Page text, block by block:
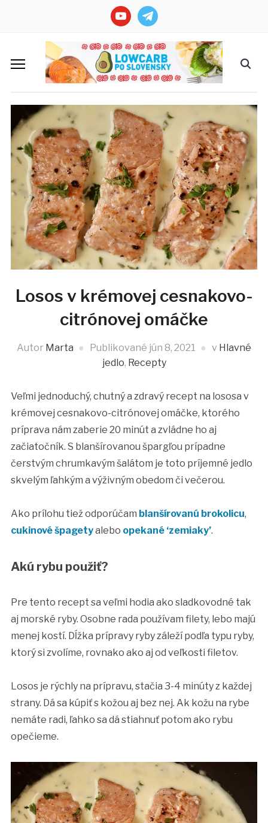
youtubetelegram
Losos v krémovej cesnakovo-
citrónovej omáčke
Autor Marta Publikované jún 8, 2021 v Hlavné
jedlo, Recepty
Veľmi jednoduchý, chutný a zdravý recept na lososa v
krémovej cesnakovo-citrónovej omáčke, ktorého
príprava nám zaberie 20 minút a zvládne ho aj
začiatočník. S blanšírovanou špargľou prípadne
čerstvým chrumkavým šalátom je toto príjemné jedlo
skvelým ľahkým a výživným obedom či večerou.
Ako prílohu tiež odporúčam blanšírovanú brokolicu,
cukinové špagetyalebo opekané ‘zemiaky’.
Akú rybu použiť?
Pre tento recept sa veľmi hodia ako sladkovodné tak
aj morské ryby. Osobne rada používam filety, lebo majú
menej kostí. Dĺžka prípravy ryby záleží podľa typu ryby,
ktorý si zvolíme, rovnako ako aj od veľkosti filetov.
Losos je rýchly na prípravu, stačia 3-4 minúty z každej
strany. Dá sa kúpiť s kožou aj bez nej. Ak kožu na rybe
nemáte radi, ľahko sa dá stiahnuť potom ako rybu
opečieme.